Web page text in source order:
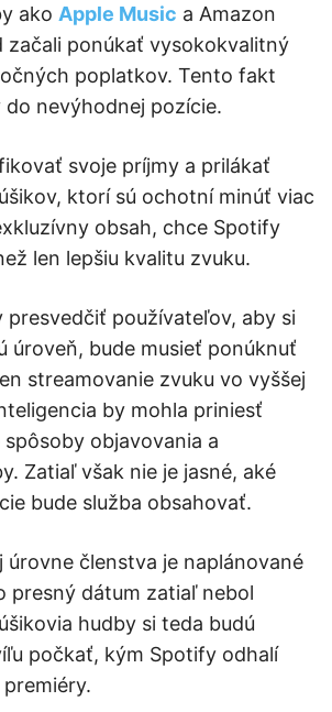
ako Apple Music a Amazon
začali ponúkať vysokokvalitný
poplatkov. Tento fakt
nevýhodnej pozície.
svoje príjmy a prilákať
ktorí sú ochotní minúť viac
obsah, chce Spotify
len lepšiu kvalitu zvuku.
presvedčiť používateľov, aby si
úroveň, bude musieť ponúknuť
streamovanie zvuku vo vyššej
by mohla priniesť
objavovania a
Zatiaľ však nie je jasné, aké
bude služba obsahovať.
úrovne členstva je naplánované
presný dátum zatiaľ nebol
hudby si teda budú
počkať, kým Spotify odhalí